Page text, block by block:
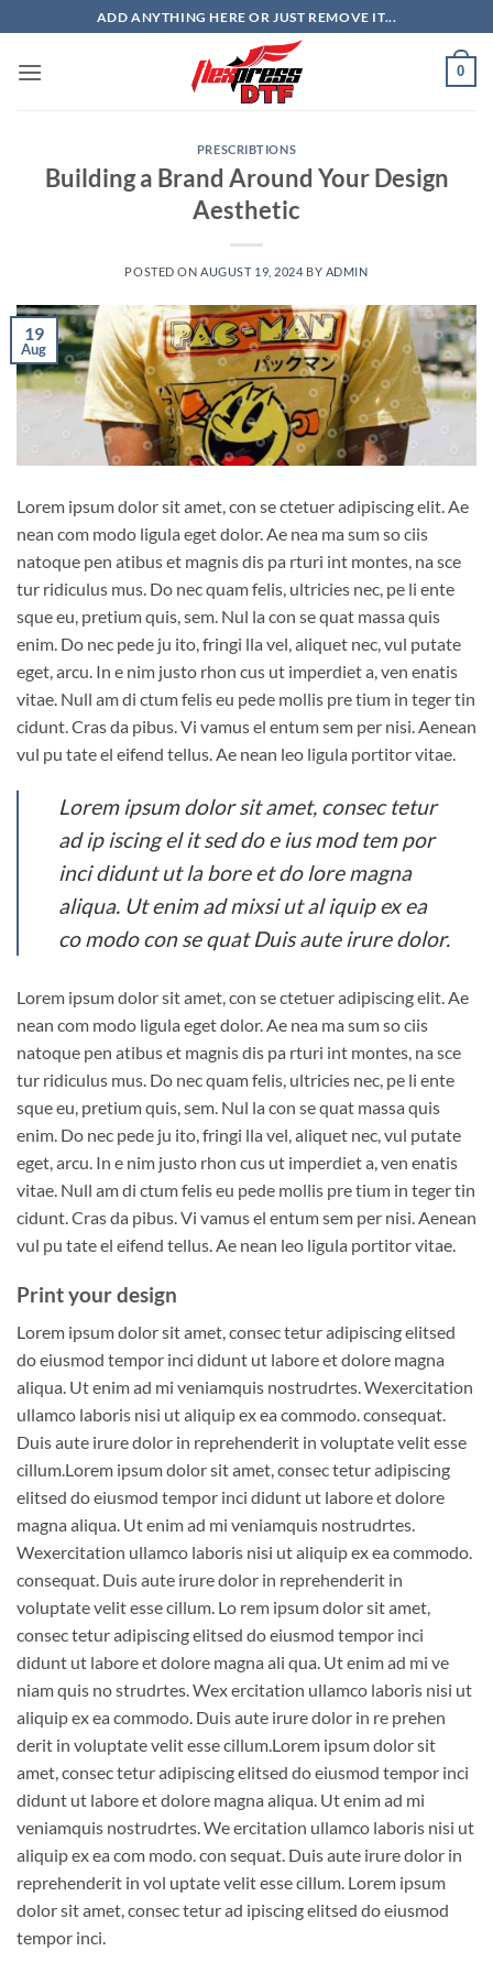
to
content
ADD ANYTHING HERE OR JUST REMOVE IT...
0
PRESCRIBTIONS
Building a Brand Around Your Design
Aesthetic
POSTED ON AUGUST 19, 2024 BY ADMIN
19
Aug
Lorem ipsum dolor sit amet, con se ctetuer adipiscing elit. Ae
nean com modo ligula eget dolor. Ae nea ma sum so ciis
natoque pen atibus et magnis dis pa rturi int montes, na sce
tur ridiculus mus. Do nec quam felis, ultricies nec, pe li ente
sque eu, pretium quis, sem. Nul la con se quat massa quis
enim. Do nec pede ju ito, fringi lla vel, aliquet nec, vul putate
eget, arcu. In e nim justo rhon cus ut imperdiet a, ven enatis
vitae. Null am di ctum felis eu pede mollis pre tium in teger tin
cidunt. Cras da pibus. Vi vamus el entum sem per nisi. Aenean
vul pu tate el eifend tellus. Ae nean leo ligula portitor vitae.
Lorem ipsum dolor sit amet, consec tetur
ad ip iscing el it sed do e ius mod tem por
inci didunt ut la bore et do lore magna
aliqua. Ut enim ad mixsi ut al iquip ex ea
co modo con se quat Duis aute irure dolor.
Lorem ipsum dolor sit amet, con se ctetuer adipiscing elit. Ae
nean com modo ligula eget dolor. Ae nea ma sum so ciis
natoque pen atibus et magnis dis pa rturi int montes, na sce
tur ridiculus mus. Do nec quam felis, ultricies nec, pe li ente
sque eu, pretium quis, sem. Nul la con se quat massa quis
enim. Do nec pede ju ito, fringi lla vel, aliquet nec, vul putate
eget, arcu. In e nim justo rhon cus ut imperdiet a, ven enatis
vitae. Null am di ctum felis eu pede mollis pre tium in teger tin
cidunt. Cras da pibus. Vi vamus el entum sem per nisi. Aenean
vul pu tate el eifend tellus. Ae nean leo ligula portitor vitae.
Print your design
Lorem ipsum dolor sit amet, consec tetur adipiscing elitsed
do eiusmod tempor inci didunt ut labore et dolore magna
aliqua. Ut enim ad mi veniamquis nostrudrtes. Wexercitation
ullamco laboris nisi ut aliquip ex ea commodo. consequat.
Duis aute irure dolor in reprehenderit in voluptate velit esse
cillum.Lorem ipsum dolor sit amet, consec tetur adipiscing
elitsed do eiusmod tempor inci didunt ut labore et dolore
magna aliqua. Ut enim ad mi veniamquis nostrudrtes.
Wexercitation ullamco laboris nisi ut aliquip ex ea commodo.
consequat. Duis aute irure dolor in reprehenderit in
voluptate velit esse cillum. Lo rem ipsum dolor sit amet,
consec tetur adipiscing elitsed do eiusmod tempor inci
didunt ut labore et dolore magna ali qua. Ut enim ad mi ve
niam quis no strudrtes. Wex ercitation ullamco laboris nisi ut
aliquip ex ea commodo. Duis aute irure dolor in re prehen
derit in voluptate velit esse cillum.Lorem ipsum dolor sit
amet, consec tetur adipiscing elitsed do eiusmod tempor inci
didunt ut labore et dolore magna aliqua. Ut enim ad mi
veniamquis nostrudrtes. We ercitation ullamco laboris nisi ut
aliquip ex ea com modo. con sequat. Duis aute irure dolor in
reprehenderit in vol uptate velit esse cillum. Lorem ipsum
dolor sit amet, consec tetur ad ipiscing elitsed do eiusmod
tempor inci.